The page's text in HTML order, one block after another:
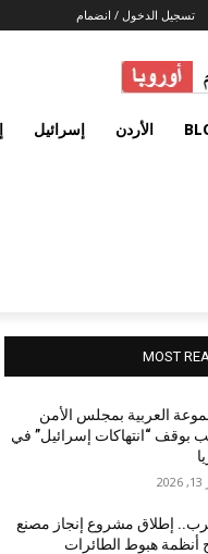
تسجيل الدخول / انضمام
الأردن إسرائيل
MOST
العربية بمجلس الأمن
بوقف “انتهاكات إسرائيل” في
إطلاق مشروع إنجاز مصنع
أنظمة هبوط الطائرات